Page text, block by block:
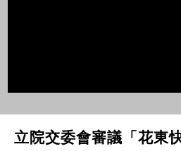
立院交委會審議「花東